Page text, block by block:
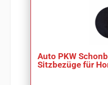
Auto PKW
Sitzbezüge für